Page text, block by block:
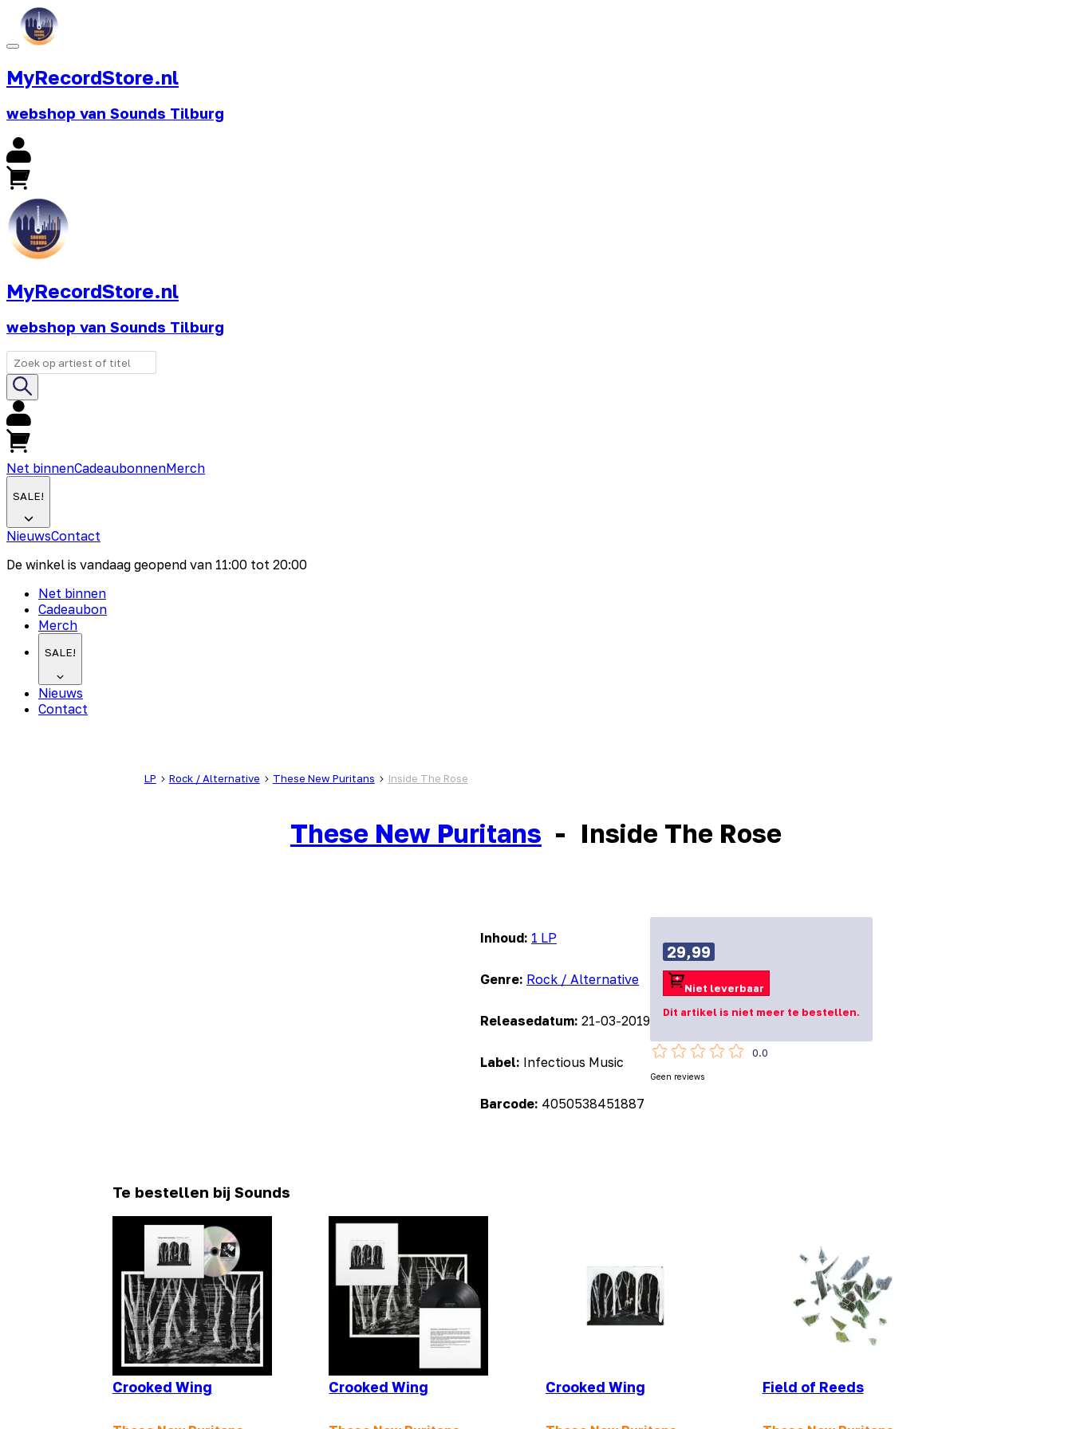
MyRecordStore.nl
webshop van Sounds Tilburg
MyRecordStore.nl
webshop van Sounds Tilburg
Net binnenCadeaubonnenMerch
SALE!
NieuwsContact
De winkel is vandaag geopend van 11:00 tot 20:00
Net binnen
Cadeaubon
Merch
SALE!
Nieuws
Contact
LP Rock / Alternative These New Puritans Inside The Rose
These New Puritans - Inside The Rose
Inhoud: 1 LP
Genre: Rock / Alternative
Releasedatum: 21-03-2019
Label: Infectious Music
Barcode: 4050538451887
29,99
Niet leverbaar
Dit artikel is niet meer te bestellen.
0.0
Geen reviews
Te bestellen bij Sounds
Crooked Wing Crooked Wing Crooked Wing Field of Reeds